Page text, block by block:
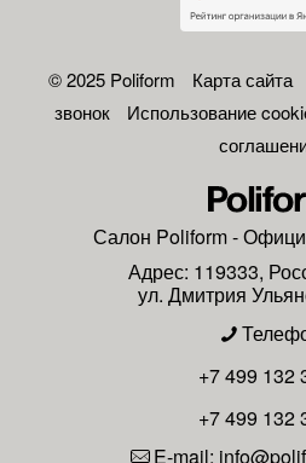
© 2025 Poliform Карта сайта
звонок
Использование
Салон Poliform-
Адрес: 119333,
ул. Дмитрия
+7 499 132
+7 499 132
E-mail: